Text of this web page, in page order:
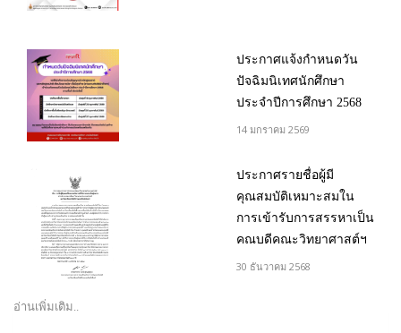
ประกาศแจ้งกำหนดวัน
ปัจฉิมนิเทศนักศึกษา
ประจำปีการศึกษา 2568
14 มกราคม 2569
ประกาศรายชื่อผู้มี
คุณสมบัติเหมาะสมใน
การเข้ารับการสรรหาเป็น
คณบดีคณะวิทยาศาสต์ฯ
30 ธันวาคม 2568
อ่านเพิ่มเติม..